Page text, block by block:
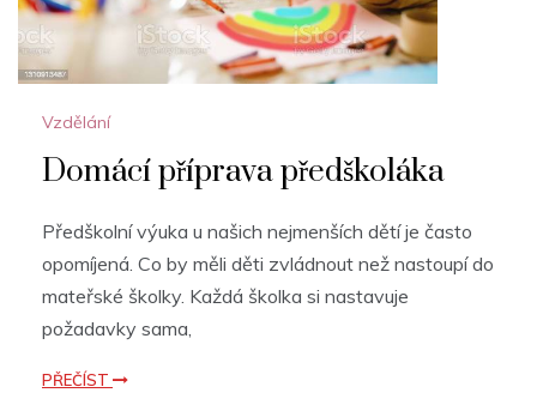
Vzdělání
Domácí příprava předškoláka
Předškolní výuka u našich nejmenších dětí je často
opomíjená. Co by měli děti zvládnout než nastoupí do
mateřské školky. Každá školka si nastavuje
požadavky sama,
PŘEČÍST